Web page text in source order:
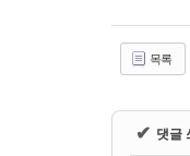
목록
✔ 댓글